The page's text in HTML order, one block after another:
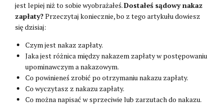
jest lepiej niż to sobie wyobrażałeś.Dostałeś sądowy nakaz
zapłaty?Przeczytaj koniecznie, bo z tego artykułu dowiesz
się dzisiaj:
Czym jest nakaz zapłaty.
Jaka jest różnica między nakazem zapłaty w postępowaniu
upominawczym a nakazowym.
Co powinieneś zrobić po otrzymaniu nakazu zapłaty.
Co wyczytasz z nakazu zapłaty.
Co można napisać w sprzeciwie lub zarzutach do nakazu.